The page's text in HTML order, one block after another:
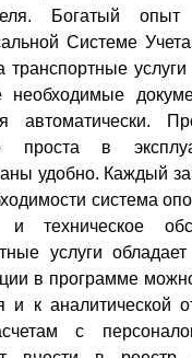
Богатый
Системе
транспортные
необходимые
автоматически.
проста в
удобно. Каждый
система
и техническое
услуги
в программе можно
и к аналитической
с